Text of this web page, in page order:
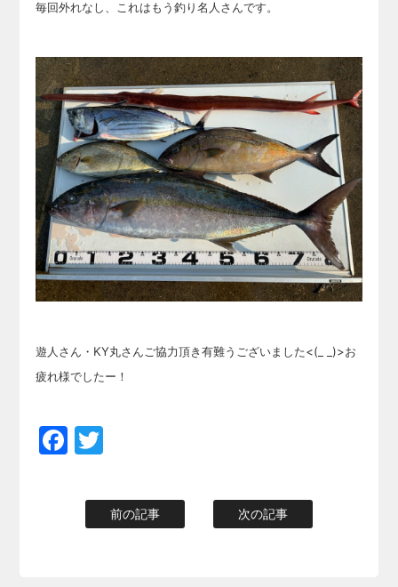
毎回外れなし、これはもう釣り名人さんです。
遊人さん・KY丸さんご協力頂き有難うございました<(_ _)>お
疲れ様でしたー！
Facebook
前の記事 次の記事